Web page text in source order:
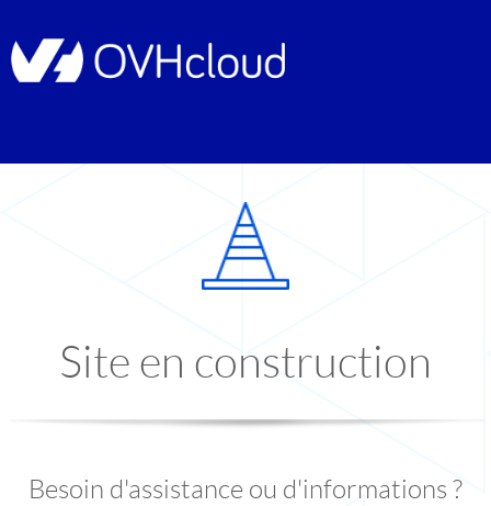
Site en construction
Besoin d'assistance ou d'informations ?